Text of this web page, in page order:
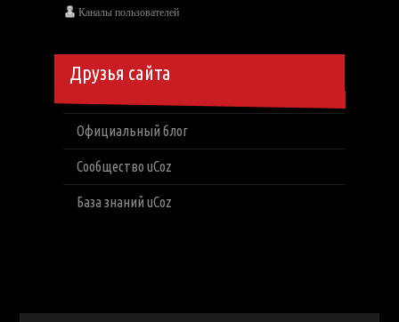
Каналы пользователей
Друзья сайта
Официальный блог
Сообщество uCoz
База знаний uCoz